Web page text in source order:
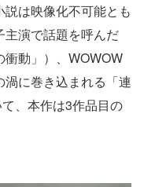
は映像化不可能とも
演で話題を呼んだ
衝動」）、WOWOW
に巻き込まれる「連
、本作は3作品目の